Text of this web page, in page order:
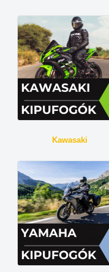
Kawasaki